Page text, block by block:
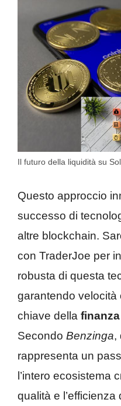
Il futuro della liquidità su
Questo approccio
successo di
altre blockchain.
con TraderJoe per
robusta di questa
garantendo velocità
chiave della
Secondo Benzinga,
rappresenta un
l’intero ecosistema
qualità e l’efficienza